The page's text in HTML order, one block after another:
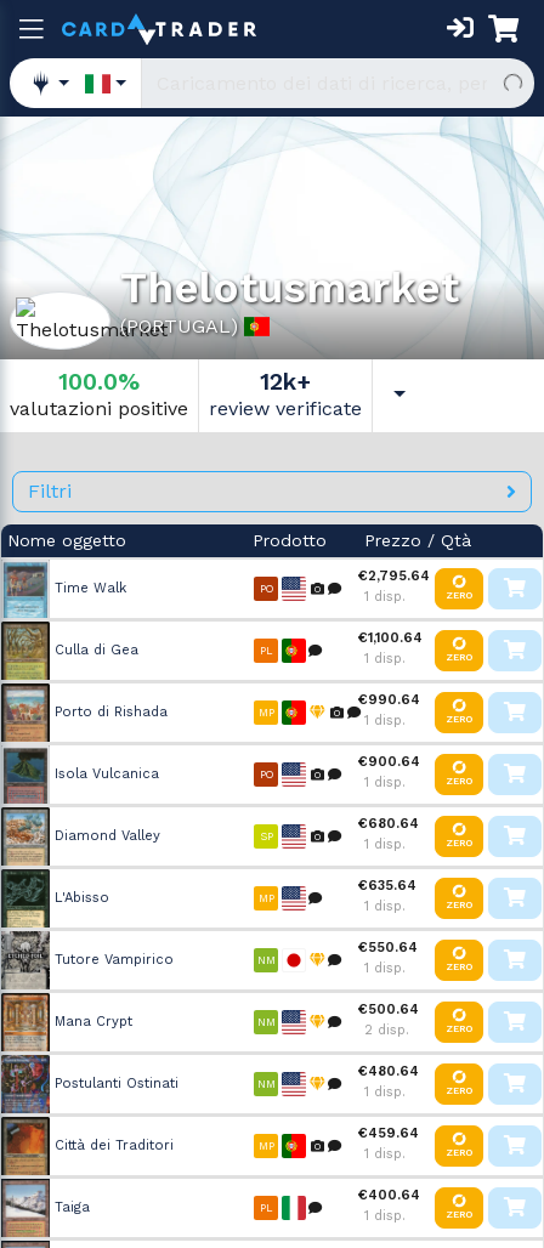
Thelotusmarket
(PORTUGAL)
100.0%
valutazioni positive
12k+
review verificate
Filtri
Nome oggetto Prodotto Prezzo / Qtà
Time Walk PO
€2,795.64
1 disp.
ZERO
Culla di Gea PL
€1,100.64
1 disp.
ZERO
Porto di Rishada MP
€990.64
1 disp.
ZERO
Isola Vulcanica PO
€900.64
1 disp.
ZERO
Diamond Valley SP
€680.64
1 disp.
ZERO
L'Abisso MP
€635.64
1 disp.
ZERO
Tutore Vampirico NM
€550.64
1 disp.
ZERO
Mana Crypt NM
€500.64
2 disp.
ZERO
Postulanti Ostinati NM
€480.64
1 disp.
ZERO
Città dei Traditori MP
€459.64
1 disp.
ZERO
Taiga PL
€400.64
1 disp.
ZERO